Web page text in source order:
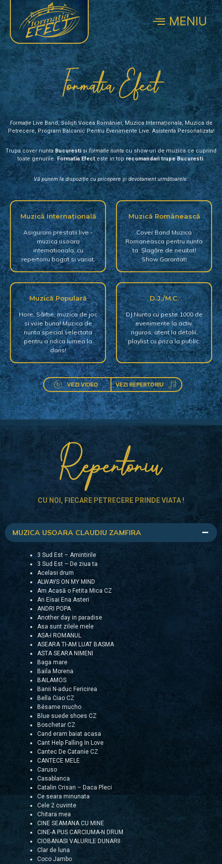
MENIU
Formatia Efect
FormațieLive Band, Soliști Vocea României,MuzicaInternaționala, Muzica de
Petrecere, Program Balcanic Pentru Evenimente Live. Asistenta Personalizata!
Trupa covernunta Bucuresti si formatie nunta cu show-uri de muzica ce cuprind
toate genurile.Formatia Efecteste in top recomandari trupe Bucuresti.
Vă punem la dispoziție cu pricepere și devotament următoarele:
Muzică Internațională
Asiguram prestatii live -
muzica usoara
internationala, cu
repertoriu bogat si variat.
Muzică Românească
Cover Band Muzica
Romaneasca pentru nunta
ta. Șlagăre de neuitat!
Show Garantat!
Muzică Populară
Hore, Sârbe, muzica de joc
si voie buna! Muzica de
nunta special selectata
pentru a ridica lumea la
dans!
D.J./M.C.
DJ Nunta cu peste 1000 de
evenimente la activ,
riguros, atent la detalii,
playlist cu priza la public.
VEZI VIDEO VEZI REPERTORIU
Repertoriu
CU NOI, FIECARE PETRECERE PRINDE VIATA !
MUZICA USOARA CLAUDIU ZAMFIRA
3 Sud Est – Amintirile
3 Sud Est – De ziua ta
Acelasi drum
ALWAYS ON MY MIND
Am Acasă o Fetita Mica CZ
An Eisai Ena Asteri
ANDRI POPA
Another day in paradise
Asa sunt zilele mele
ASA-I ROMANUL
ASEARA TI-AM LUAT BASMA
ASTA SEARA NIMENI
Baga mare
Baila Morena
BAILAMOS
Banii N-aduc Fericirea
Bella Ciao CZ
Bésame mucho
Blue suede shoes CZ
Boschetar CZ
Cand eram baiat acasa
Cant Help Falling In Love
Cantec De Catanie CZ
CANTECE MELE
Caruso
Casablanca
Catalin Crisan – Daca Pleci
Ce seara minunata
Cele 2 cuvinte
Chitara mea
CINE SEAMANA CU MINE
CINE-A PUS CARCIUMA-N DRUM
CIOBANASI VALURILE DUNARII
Clar de luna
Coco Jambo